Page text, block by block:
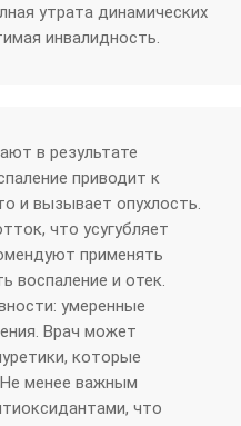
утрата динамических
инвалидность.
в результате
приводит к
и вызывает опухлость.
что усугубляет
применять
воспаление и отек.
умеренные
Врач может
которые
менее важным
что